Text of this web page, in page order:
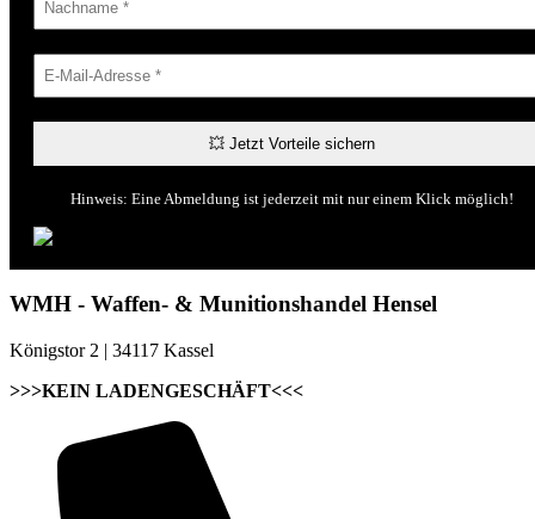
Hinweis: Eine Abmeldung ist jederzeit mit nur einem Klick möglich!
WMH - Waffen- & Munitionshandel Hensel
Königstor 2 | 34117 Kassel
>>>KEIN LADENGESCHÄFT<<<